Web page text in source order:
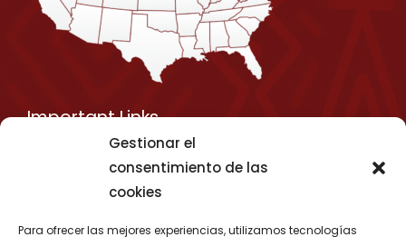
Gestionar el
consentimiento de las
cookies
Para ofrecer las mejores experiencias, utilizamos tecnologías
Important Links
Privacy Policy
Media Kit